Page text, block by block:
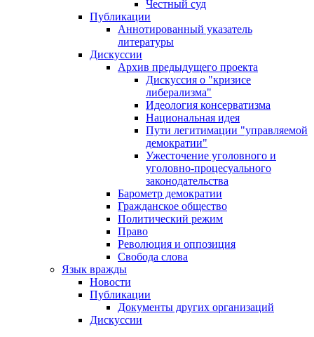
Честный суд
Публикации
Аннотированный указатель
литературы
Дискуссии
Архив предыдущего проекта
Дискуссия о "кризисе
либерализма"
Идеология консерватизма
Национальная идея
Пути легитимации "управляемой
демократии"
Ужесточение уголовного и
уголовно-процесуального
законодательства
Барометр демократии
Гражданское общество
Политический режим
Право
Революция и оппозиция
Свобода слова
Язык вражды
Новости
Публикации
Документы других организаций
Дискуссии